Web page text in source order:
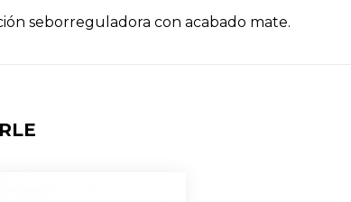
seborreguladora con acabado mate.